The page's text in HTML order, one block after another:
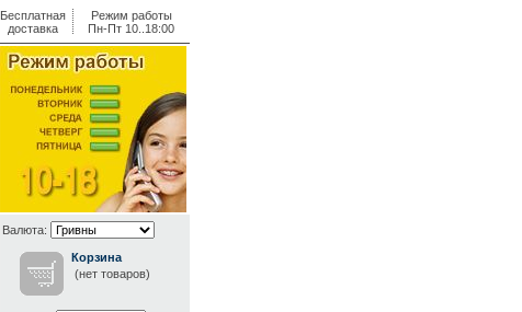
Бесплатная
доставка
Режим работы
Пн-Пт 10..18:00
Валюта:
Корзина
(нет товаров)